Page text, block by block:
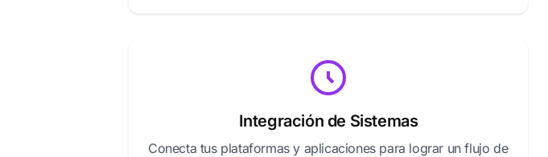
Integración de Sistemas
Conecta tus plataformas y aplicaciones para lograr un flujo de